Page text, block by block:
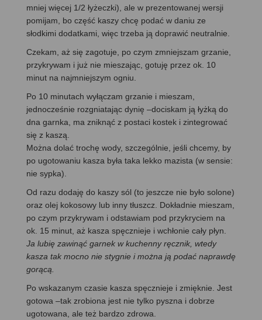
mniej więcej 1/2 łyżeczki), ale w prezentowanej wersji
pomijam, bo część kaszy chcę podać w daniu ze
słodkimi dodatkami, więc trzeba ją doprawić neutralnie.
Czekam, aż się zagotuje, po czym zmniejszam grzanie,
przykrywam i już nie mieszając, gotuję przez ok. 10
minut na najmniejszym ogniu.
Po 10 minutach wyłączam grzanie i mieszam,
jednocześnie rozgniatając dynię –dociskam ją łyżką do
dna garnka, ma zniknąć z postaci kostek i zintegrować
się z kaszą.
Można dolać trochę wody, szczególnie, jeśli chcemy, by
po ugotowaniu kasza była taka lekko mazista (w sensie:
nie sypka).
Od razu dodaję do kaszy sól (to jeszcze nie było solone)
oraz olej kokosowy lub inny tłuszcz. Dokładnie mieszam,
po czym przykrywam i odstawiam pod przykryciem na
ok. 15 minut, aż kasza spęcznieje i wchłonie cały płyn.
Ja lubię zawinąć garnek w kuchenny ręcznik, wtedy
kasza tak mocno nie stygnie i można ją podać naprawdę
gorącą.
Po wskazanym czasie kasza spęcznieje i zmięknie. Jest
gotowa –tak zrobiona jest nie tylko pyszna i dobrze
ugotowana, ale też bardzo zdrowa.